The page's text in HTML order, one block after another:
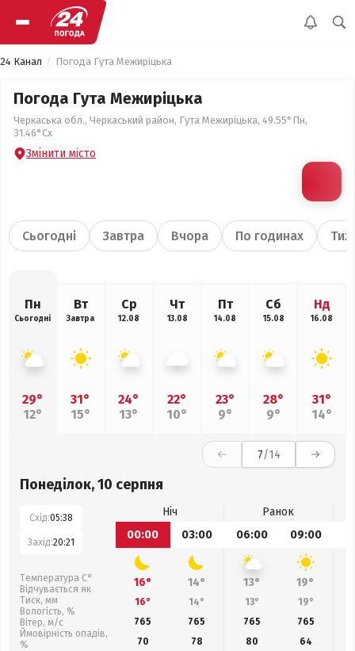
24 Канал Погода Гута Межиріцька
Погода Гута Межиріцька
Черкаська обл., Черкаський район, Гута Межиріцька, 49.55°Пн,
31.46°Сх
Змінити місто
Сьогодні Завтра Вчора По годинах
Пн
Сьогодні
29°
12°
Вт
Завтра
31°
15°
Ср
12.08
24°
13°
Чт
13.08
22°
10°
Пт
14.08
23°
9°
Сб
15.08
28°
9°
Нд
16.08
31°
14°
7/14
Понеділок, 10 серпня
Схід:05:38
Захід:20:21
Температура С°
Відчувається як
Тиск, мм
Вологість, %
Вітер, м/с
Ймовірність опадів,
%
Ніч
Ранок
00:00
03:00 06:00 09:00
16° 14° 13° 19°
16° 14° 13° 19°
765
765 765 765
70
78 80 64